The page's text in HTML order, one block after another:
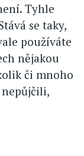
Tyhle
se taky,
používáte
nějakou
či mnoho